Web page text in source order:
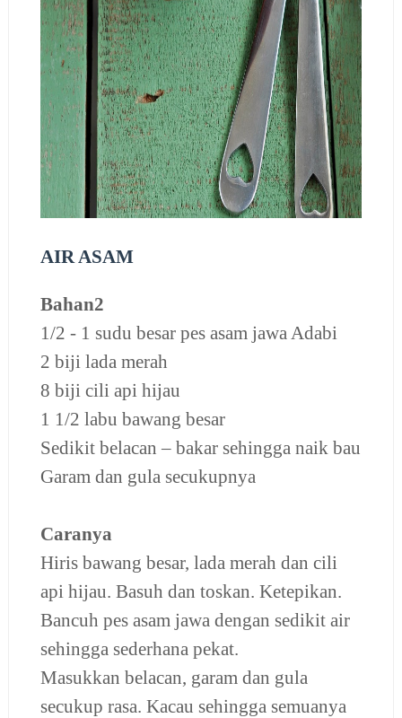
AIR ASAM
Bahan2
1/2 - 1 sudu besar pes asam jawa Adabi
2 biji lada merah
8 biji cili api hijau
1 1/2 labu bawang besar
Sedikit belacan – bakar sehingga naik bau
Garam dan gula secukupnya
Caranya
Hiris bawang besar, lada merah dan cili
api hijau. Basuh dan toskan. Ketepikan.
Bancuh pes asam jawa dengan sedikit air
sehingga sederhana pekat.
Masukkan belacan, garam dan gula
secukup rasa. Kacau sehingga semuanya